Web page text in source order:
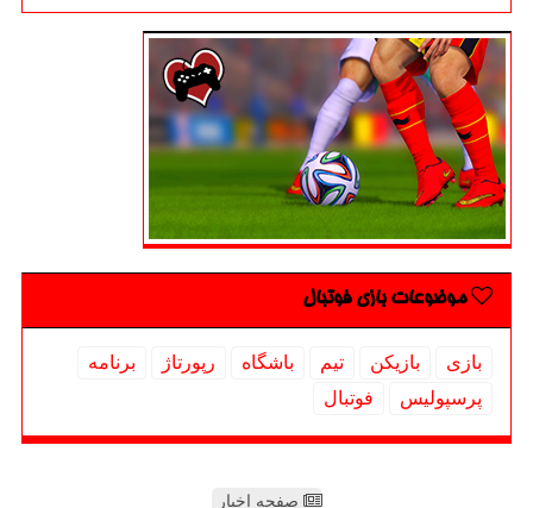
موضوعات بازی فوتبال
بازی بازیكن تیم باشگاه رپورتاژ
برنامه
پرسپولیس
فوتبال
صفحه اخبار